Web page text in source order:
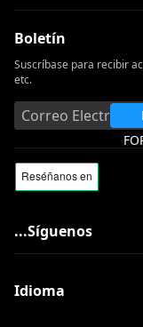
Boletín
Suscríbase para recibir
etc.
...Síguenos
Idioma